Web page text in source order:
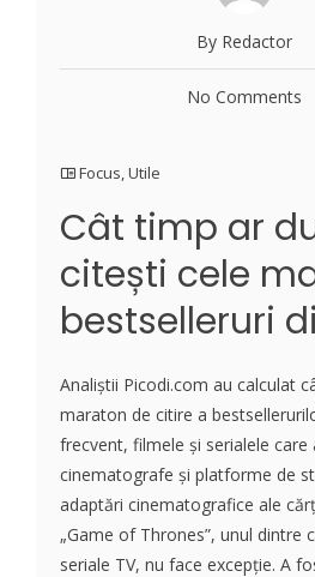
By Redactor
No Comments
Focus,Utile
Cât timp ar
citești cele
bestselleruri
Analiștii Picodi.com au calculat
maraton de citire a
frecvent, filmele și serialele care
cinematografe și platforme de
adaptări cinematografice ale
„Game of Thrones”, unul dintre
seriale TV, nu face excepție. A